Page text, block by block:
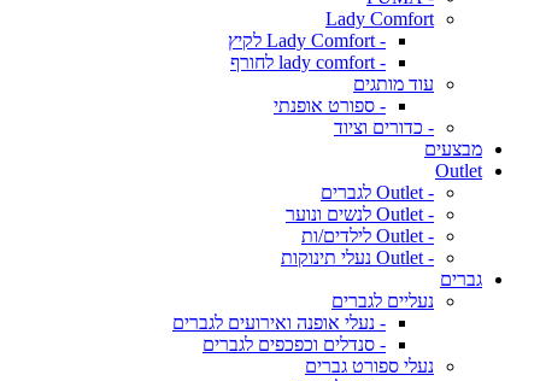
Lady Comfort
- Lady Comfort לקיץ
- lady comfort לחורף
עוד מותגים
- ספורט אופנתי
- כדורים וציוד
מבצעים
Outlet
- Outlet לגברים
- Outlet לנשים ונוער
- Outlet לילדים/ות
- Outlet נעלי תינוקות
גברים
נעליים לגברים
- נעלי אופנה ואירועים לגברים
- סנדלים וכפכפים לגברים
נעלי ספורט גברים